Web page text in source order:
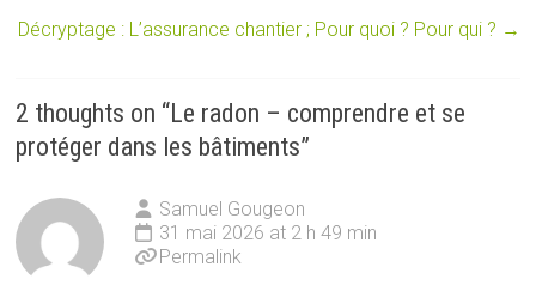
Décryptage : L’assurance chantier ; Pour quoi ? Pour qui ? →
2 thoughts on “Le radon – comprendre et se
protéger dans les bâtiments”
Samuel Gougeon
31 mai 2026 at 2 h 49 min
Permalink